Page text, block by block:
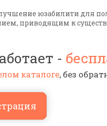
юзабилити для
приводящим к
-
каталоге, без